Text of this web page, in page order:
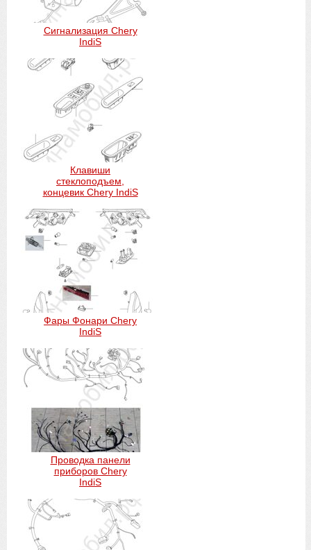
Сигнализация Chery
IndiS
Клавиши
стеклоподъем,
концевик Chery IndiS
Фары Фонари Chery
IndiS
Проводка панели
приборов Chery
IndiS